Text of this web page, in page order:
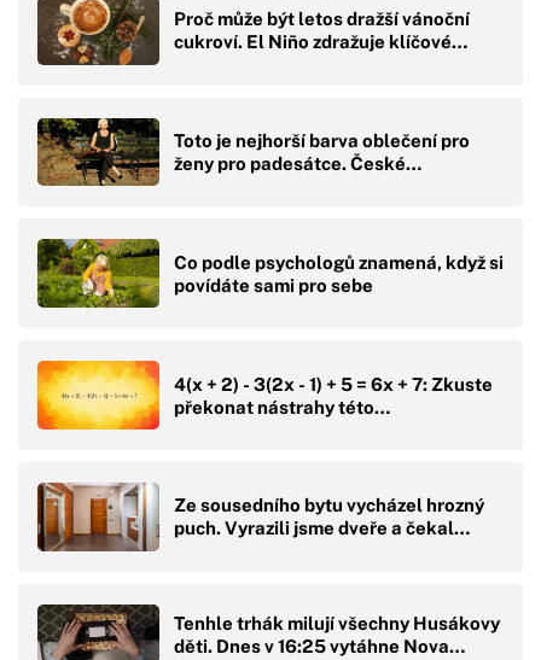
Proč může být letos dražší vánoční
cukroví. El Niño zdražuje klíčové…
Toto je nejhorší barva oblečení pro
ženy pro padesátce. České…
Co podle psychologů znamená, když si
povídáte sami pro sebe
4(x + 2) - 3(2x - 1) + 5 = 6x + 7: Zkuste
překonat nástrahy této…
Ze sousedního bytu vycházel hrozný
puch. Vyrazili jsme dveře a čekal…
Tenhle trhák milují všechny Husákovy
děti. Dnes v 16:25 vytáhne Nova…